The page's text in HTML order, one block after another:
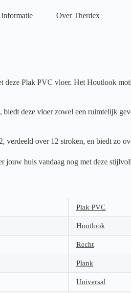
Over Therdex
Plak PVC vloer. Het Houtlook
deze vloer zowel een ruimtelijk
over 12 stroken, en biedt zo
jouw huis vandaag nog met deze
Plak PVC
Houtlook
Recht
Plank
Universal